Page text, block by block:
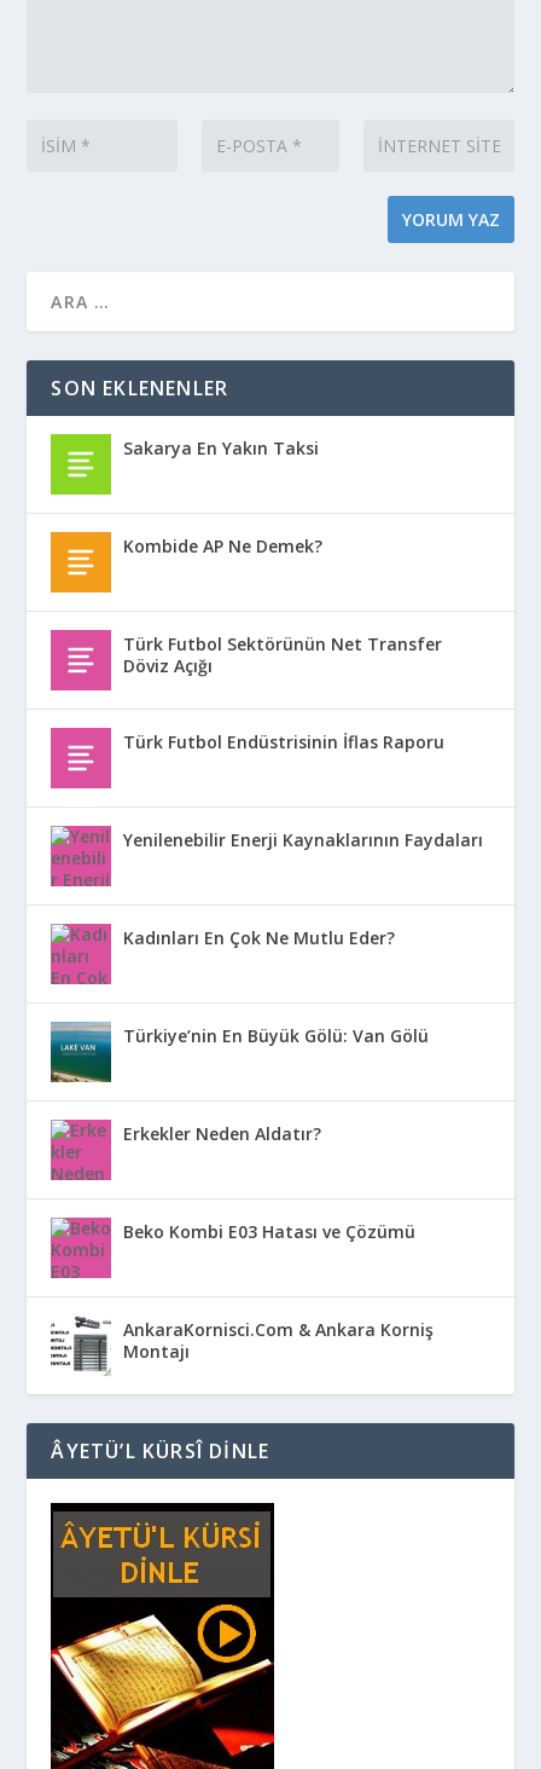
SON EKLENENLER
Sakarya En Yakın Taksi
Kombide AP Ne Demek?
Türk Futbol Sektörünün Net Transfer
Döviz Açığı
Türk Futbol Endüstrisinin İflas Raporu
Yenilenebilir Enerji Kaynaklarının Faydaları
Kadınları En Çok Ne Mutlu Eder?
Türkiye’nin En Büyük Gölü: Van Gölü
Erkekler Neden Aldatır?
Beko Kombi E03 Hatası ve Çözümü
AnkaraKornisci.Com & Ankara Korniş
Montajı
ÂYETÜ’L KÜRSÎ DINLE